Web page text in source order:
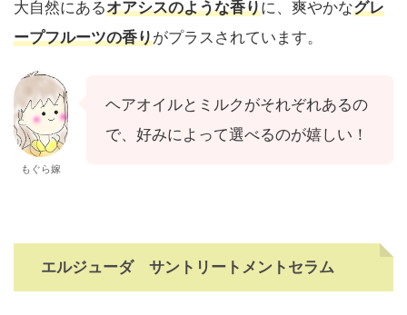
大自然にあるオアシスのような香りに、爽やかなグレ
ープフルーツの香りがプラスされています。
もぐら嫁
ヘアオイルとミルクがそれぞれあるの
で、好みによって選べるのが嬉しい！
エルジューダ サントリートメントセラム